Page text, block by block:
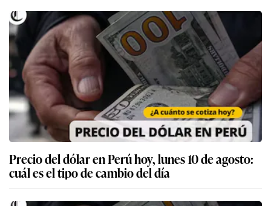
Precio del dólar en Perú hoy, lunes 10 de agosto:
cuál es el tipo de cambio del día